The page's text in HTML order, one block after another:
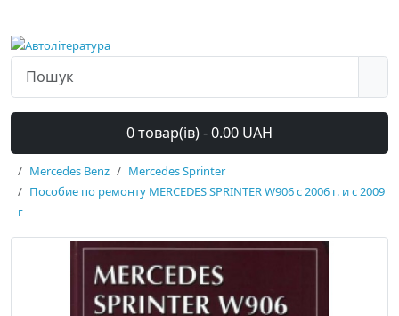
0 товар(ів) - 0.00 UAH
Mercedes Benz
Mercedes Sprinter
Пособие по ремонту MERCEDES SPRINTER W906 с 2006 г. и с 2009
г